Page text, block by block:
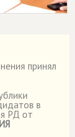
принял
в
РД от